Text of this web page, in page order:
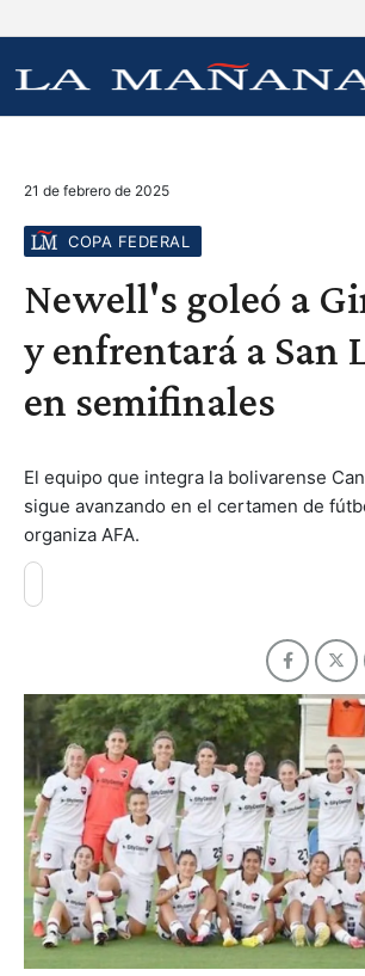
21 de febrero de 2025
COPA FEDERAL
Newell's goleó a
y enfrentará a San
en semifinales
El equipo que integra la bolivarense
sigue avanzando en el certamen de
organiza AFA.